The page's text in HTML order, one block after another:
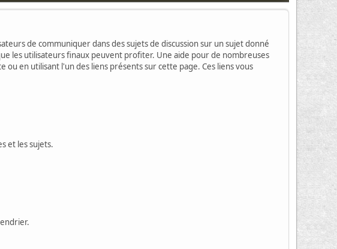
de communiquer dans des sujets de discussion sur un sujet donné
les utilisateurs finaux peuvent profiter. Une aide pour de nombreuses
en utilisant l'un des liens présents sur cette page. Ces liens vous
et les sujets.